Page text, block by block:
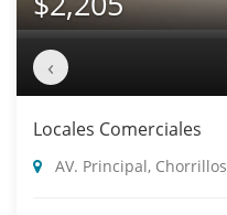
‹
Locales Comerciales
AV. Principal, Chorrillos